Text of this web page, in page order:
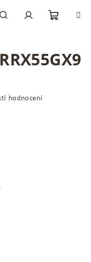
košík
hodnocení